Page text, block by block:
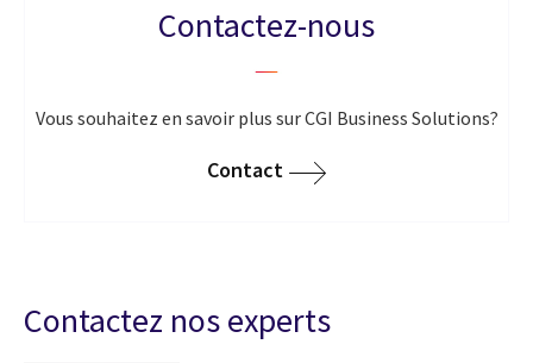
Contactez-nous
Vous souhaitez en savoir plus sur CGI Business Solutions?
Contact
Contactez nos experts